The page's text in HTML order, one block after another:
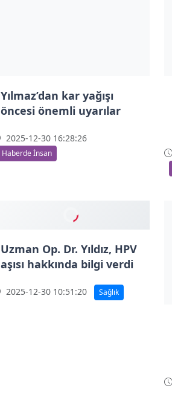
Yılmaz’dan kar yağışı
öncesi önemli uyarılar
2025-12-30 16:28:26
Haberde İnsan